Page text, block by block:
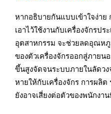
หากอธิบายกันแบบเข้าใจง่า
เอาไว้ใช้งานกับเครื่องจักรปร
อุตสาหกรรม จะช่วยลดอุณห
ของตัวเครื่องจักรออกสู่ภายน
ขึ้นสูงจัดจนระบบภายในลัดวง
หายให้กับเครื่องจักร การผลิ
ยังอาจเสี่ยงต่อตัวของพนักงา